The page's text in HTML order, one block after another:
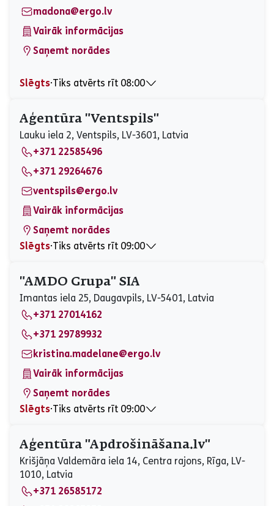
Svētdiena
Slēgts
madona@ergo.lv
Vairāk informācijas
Saņemt norādes
Slēgts⋅Tiks atvērts rīt 08:00
Otrdiena
08:00 - 16:00
Trešdiena
08:00 - 16:00
Ceturtdiena
08:00 - 17:00
Piektdiena
08:00 - 17:00
Sestdiena
Slēgts
Svētdiena
Aģentūra "Ventspils"
Lauku iela 2, Ventspils, LV-3601, Latvia
+371 22585496
+371 29264676
ventspils@ergo.lv
Vairāk informācijas
Saņemt norādes
Slēgts⋅Tiks atvērts rīt 09:00
Otrdiena
09:00 - 17:00
Trešdiena
09:00 - 17:00
Ceturtdiena
09:00 - 17:00
Piektdiena
09:00 - 17:00
Sestdiena
Slēgts
Svētdiena
"AMDO Grupa" SIA
Imantas iela 25, Daugavpils, LV-5401, Latvia
+371 27014162
+371 29789932
kristina.madelane@ergo.lv
Vairāk informācijas
Saņemt norādes
Slēgts⋅Tiks atvērts rīt 09:00
Otrdiena
09:00 - 17:00
Trešdiena
09:00 - 17:00
Ceturtdiena
09:00 - 17:00
Piektdiena
Sestdiena
Slēgts
Aģentūra "Apdrošināšana.lv"
Krišjāņa Valdemāra iela 14, Centra rajons, Rīga, LV-
1010, Latvia
+371 26585172